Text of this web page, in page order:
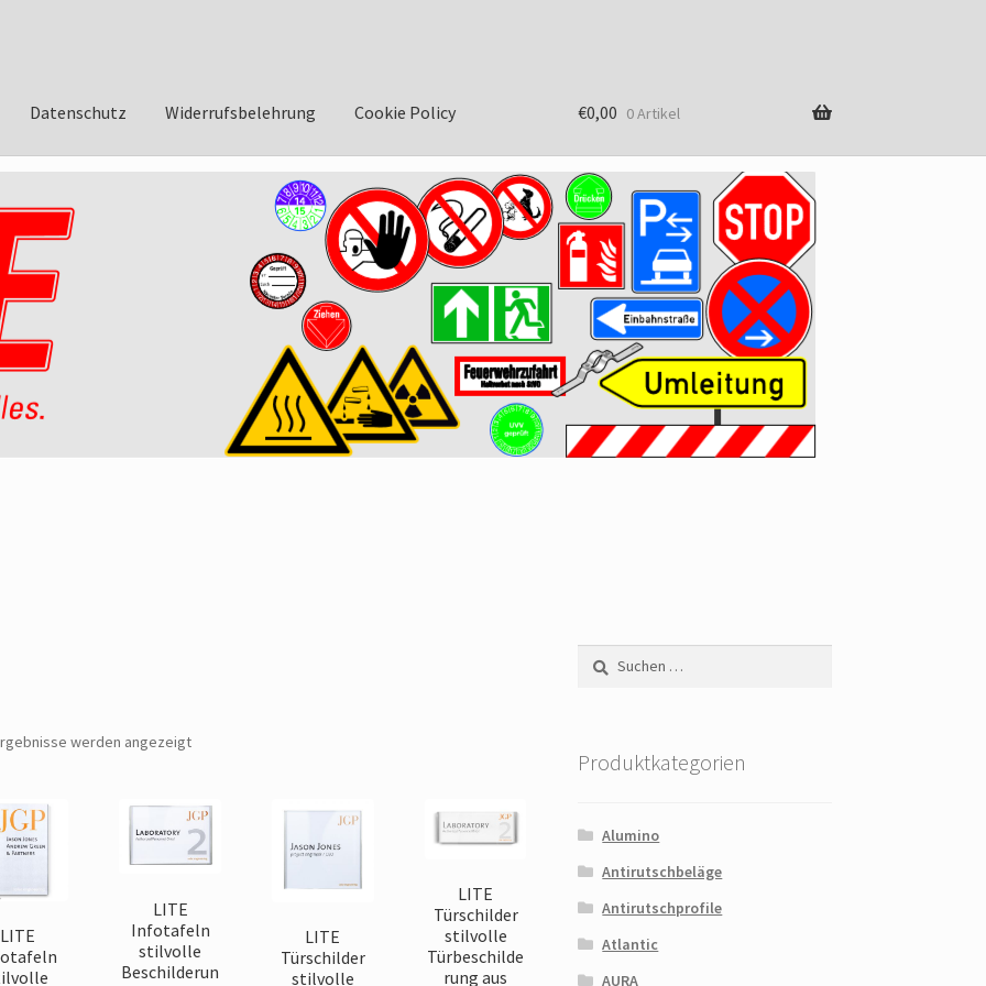
Datenschutz Widerrufsbelehrung Cookie Policy
Widerrufsbelehrung Impressum
€0,00 0 Artikel
werden angezeigt
LITE
LITE
Infotafeln
stilvolle
Beschilderun
LITE
Türschilder
stilvolle
LITE
Türschilder
stilvolle
Türbeschilde
rung aus
Suchen
nach:
Produktkategorien
Alumino
Antirutschbeläge
Antirutschprofile
Atlantic
AURA